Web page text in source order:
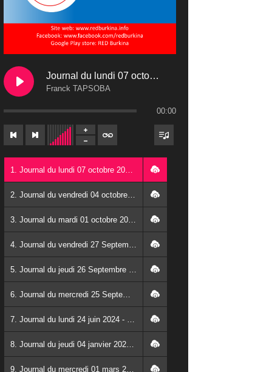
Journal du lundi 07 octobre 2024
Franck TAPSOBA
00:00